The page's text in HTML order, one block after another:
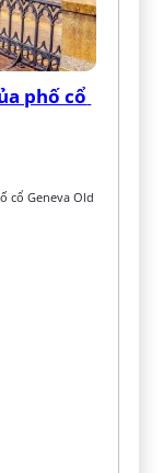
phố cổ
cổ Geneva Old